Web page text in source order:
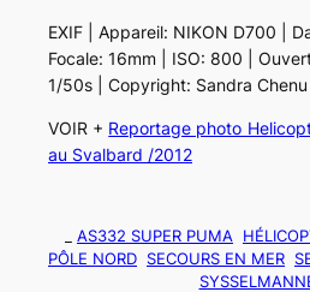
EXIF | Appareil: NIKON D700 |
Focale: 16mm | ISO: 800 |
1/50s | Copyright: Sandra Chenu
VOIR + Reportage photo
au Svalbard /2012
AS332 SUPER PUMA
PÔLE NORD SECOURS EN MER